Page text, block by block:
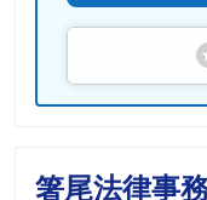
箸尾法律事